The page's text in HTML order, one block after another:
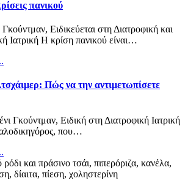
πανικού
Ειδικεύεται στη Διατροφική και
Ιατρική Η κρίση πανικού είναι…
Πώς να την αντιμετωπίσετε
Γκούντμαν, Ειδική στη Διατροφική Ιατρική
που…